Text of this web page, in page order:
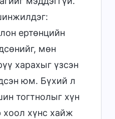
ертөнцийн
мөн
харахыг үзсэн
юм. Бүхий л
тогтнолыг хүн
хоол хүнс хайж